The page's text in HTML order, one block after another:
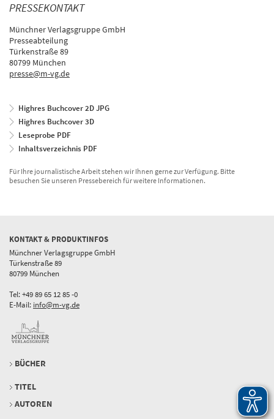
PRESSEKONTAKT
Münchner Verlagsgruppe GmbH
Presseabteilung
Türkenstraße 89
80799 München
presse@m-vg.de
Highres Buchcover 2D JPG
Highres Buchcover 3D
Leseprobe PDF
Inhaltsverzeichnis PDF
Für Ihre journalistische Arbeit stehen wir Ihnen gerne zur Verfügung. Bitte
besuchen Sie unseren Pressebereich für weitere Informationen.
KONTAKT & PRODUKTINFOS
Münchner Verlagsgruppe GmbH
Türkenstraße 89
80799 München
Tel: +49 89 65 12 85 -0
E-Mail: info@m-vg.de
BÜCHER
TITEL
AUTOREN